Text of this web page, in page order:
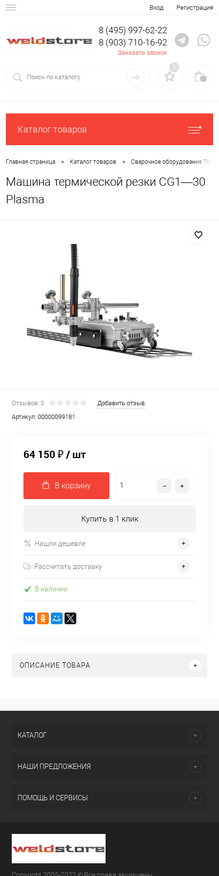
Вход Регистрация
8 (495) 997-62-22
8 (903) 710-16-92
Заказать звонок
0
Каталог товаров
Главная страница • Каталог товаров • Сварочное оборудование ТМ
Машина термической резки CG1—30
Plasma
Отзывов: 0
Добавить отзыв
Артикул: 00000099181
64 150 ₽/ шт
В корзину
Купить в 1 клик
Нашли дешевле
Рассчитать доставку
В наличии
ОПИСАНИЕ ТОВАРА
КАТАЛОГ
НАШИ ПРЕДЛОЖЕНИЯ
ПОМОЩЬ И СЕРВИСЫ